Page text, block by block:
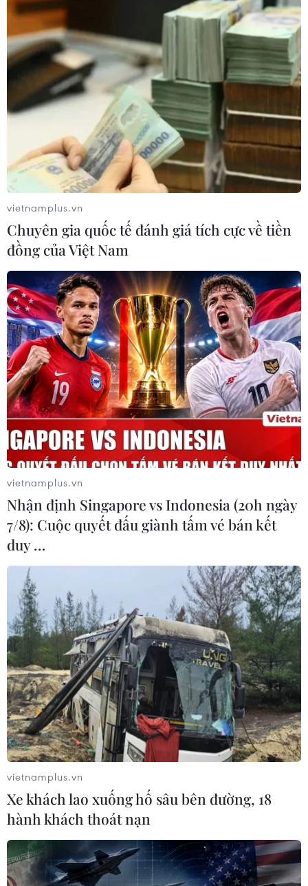
giải pháp tại Việt Nam của
DTSVN, việc đồng hành của 2 đối
tác giúp VietinBank thấu hiểu
nguời dùng, tối ưu trải nghiệm...
(Vietnam+)
#Ngân hàng NCB
#Insider
#Nâng cao trải nghiệm khách hàng
#Dữ liệu lớn
#trí tuệ nhân tạo
Theo dõi VietnamPlus
TIN LIÊN QUAN
Insider CDP - vũ khí giúp doanh nghiệp
17/02/2025 08:06
Doanh nghiệp của bạn đang lãng phí dữ liệu khách
vietnamplus.vn
Chuyên gia quốc tế đánh giá tích cực về tiền
đồng của Việt Nam
vietnamplus.vn
Nhận định Singapore vs Indonesia (20h ngày
7/8): Cuộc quyết đấu giành tấm vé bán kết
duy …
vietnamplus.vn
Xe khách lao xuống hố sâu bên đường, 18
hành khách thoát nạn